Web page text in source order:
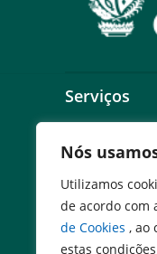
Nós
Utilizamos
de acordo com
de Cookies , ao
estas
Serviços
Expresso
Expresso
SEI
Cadastro de
Escola de